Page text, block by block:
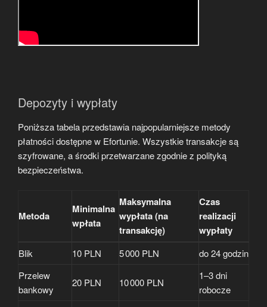
Depozyty i wypłaty
Poniższa tabela przedstawia najpopularniejsze metody
płatności dostępne w Efortunie. Wszystkie transakcje są
szyfrowane, a środki przetwarzane zgodnie z polityką
bezpieczeństwa.
Metoda
Minimalna
wpłata
Maksymalna
wypłata (na
transakcję)
Czas
realizacji
wypłaty
Blik 10 PLN 5 000 PLN
do 24 godzin
Przelew
bankowy
20 PLN 10 000 PLN
1–3 dni
robocze